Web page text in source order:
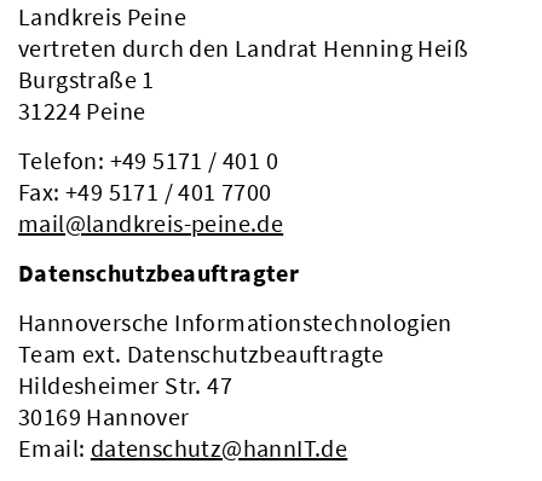
Landkreis Peine
vertreten durch den Landrat Henning Heiß
Burgstraße 1
31224 Peine
Telefon: +49 5171 / 401 0
Fax: +49 5171 / 401 7700
mail@landkreis-peine.de
Datenschutzbeauftragter
Hannoversche Informationstechnologien
Team ext. Datenschutzbeauftragte
Hildesheimer Str. 47
30169 Hannover
Email: datenschutz@hannIT.de